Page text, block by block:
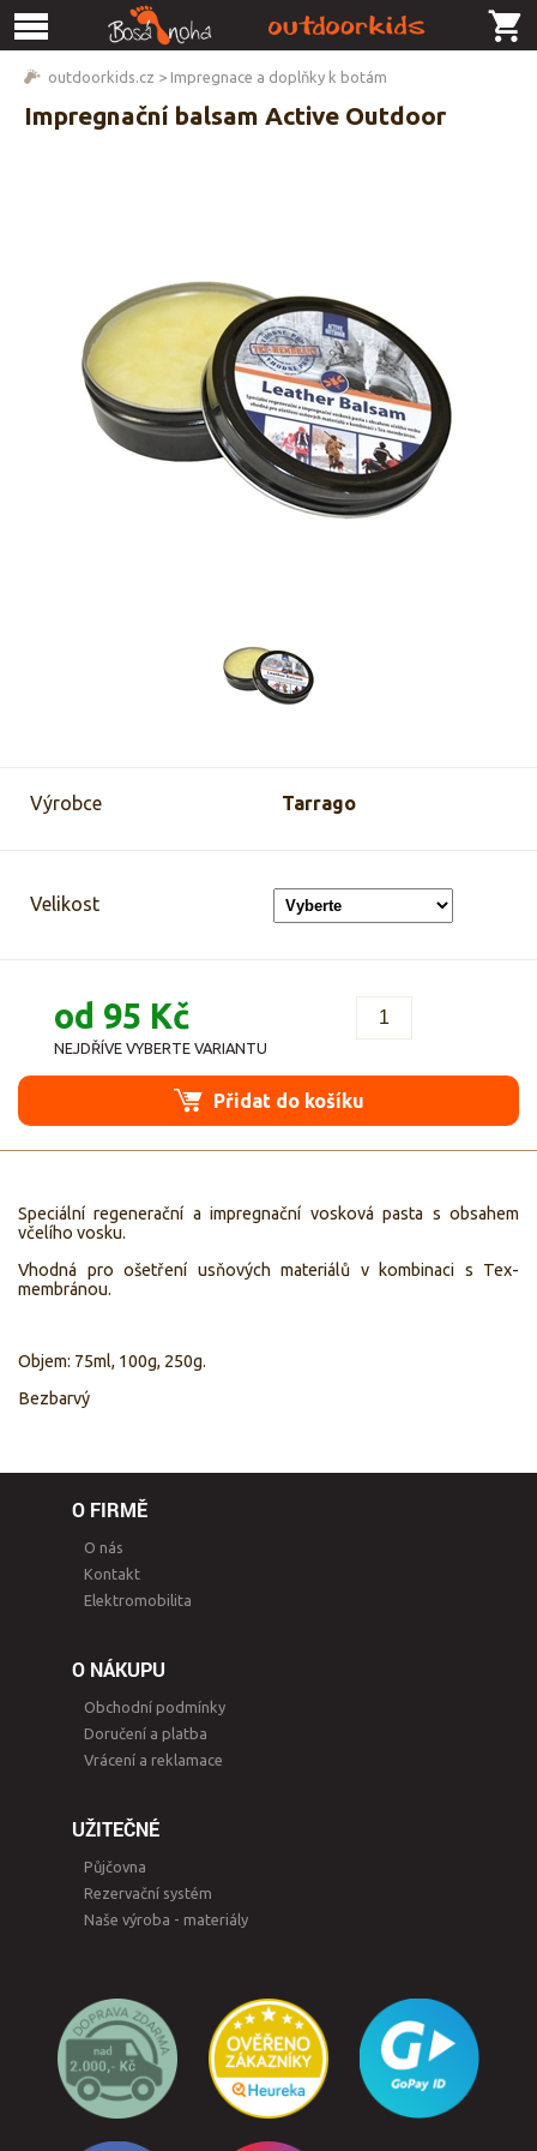
outdoorkids.cz > Impregnace a doplňky k botám
Impregnační balsam Active Outdoor
Výrobce Tarrago
Velikost
od 95 Kč
NEJDŘÍVE VYBERTE VARIANTU
Přidat do košíku
Speciální regenerační a impregnační vosková pasta s obsahem
včelího vosku.
Vhodná pro ošetření usňových materiálů v kombinaci s Tex-
membránou.
Objem: 75ml, 100g, 250g.
Bezbarvý
O FIRMĚ
O nás
Kontakt
Elektromobilita
O NÁKUPU
Obchodní podmínky
Doručení a platba
Vrácení a reklamace
UŽITEČNÉ
Půjčovna
Rezervační systém
Naše výroba - materiály